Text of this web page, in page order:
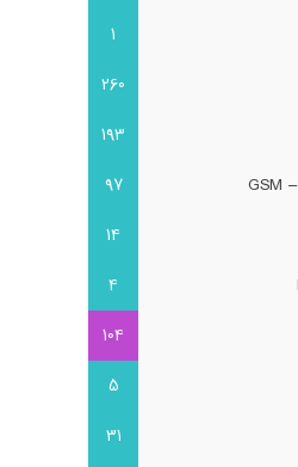
1
260
193
97
14
4
104
5
31